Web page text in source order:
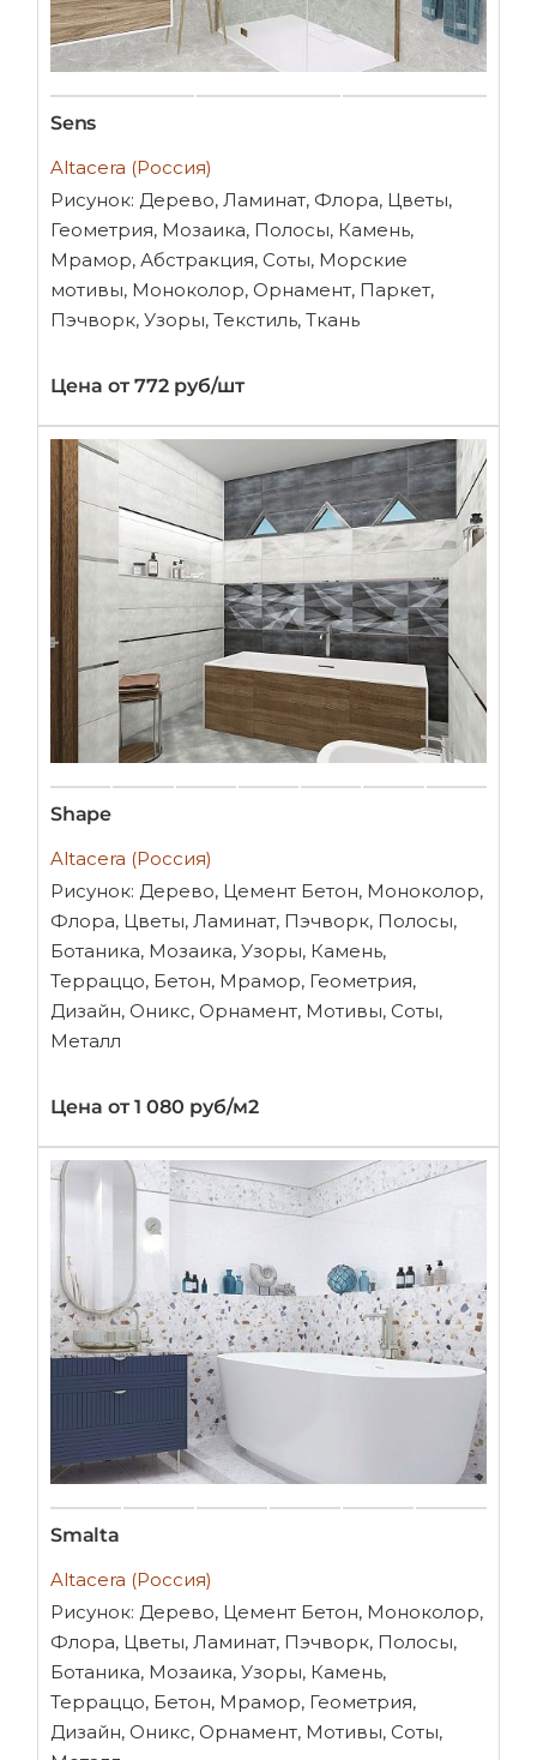
Sens
Altacera (Россия)
Рисунок: Дерево, Ламинат, Флора, Цветы,
Геометрия, Мозаика, Полосы, Камень,
Мрамор, Абстракция, Соты, Морские
мотивы, Моноколор, Орнамент, Паркет,
Пэчворк, Узоры, Текстиль, Ткань
Цена от 772 руб/шт
Shape
Altacera (Россия)
Рисунок: Дерево, Цемент Бетон, Моноколор,
Флора, Цветы, Ламинат, Пэчворк, Полосы,
Ботаника, Мозаика, Узоры, Камень,
Терраццо, Бетон, Мрамор, Геометрия,
Дизайн, Оникс, Орнамент, Мотивы, Соты,
Металл
Цена от 1 080 руб/м2
Smalta
Altacera (Россия)
Рисунок: Дерево, Цемент Бетон, Моноколор,
Флора, Цветы, Ламинат, Пэчворк, Полосы,
Ботаника, Мозаика, Узоры, Камень,
Терраццо, Бетон, Мрамор, Геометрия,
Дизайн, Оникс, Орнамент, Мотивы, Соты,